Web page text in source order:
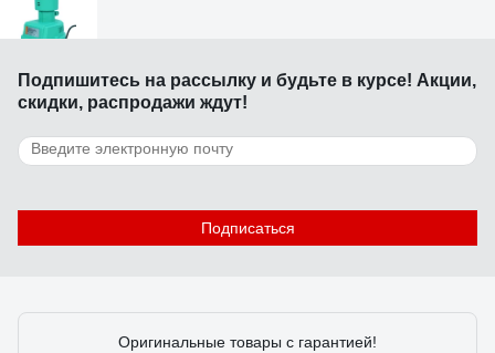
Павел
15.02.2017
и друзья часто обращаются. Но тут душа запросила эксперемента,
любопытно ж, кто наточит лучше, машинка или я. Купил, благо
машинка для тех, кто не умеет точить сверла постаринке или
просто не хочет учиться этого делать. Результат она дает
Отзыв о точиле Makita GB 602
Подпишитесь на рассылку и будьте в курсе! Акции,
скидки, распродажи ждут!
Подписаться
Оригинальные товары с гарантией!